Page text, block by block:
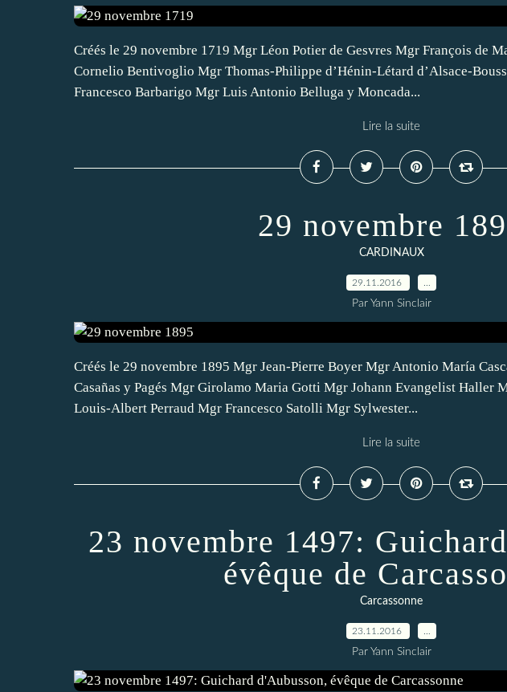
Créés le 29 novembre 1719 Mgr Léon Potier de Gesvres Mgr François de
Cornelio Bentivoglio Mgr Thomas-Philippe d’Hénin-Létard d’Alsace-
Francesco Barbarigo Mgr Luis Antonio Belluga y Moncada...
Lire la suite
29 novembre
CARDINAUX
29.11.2016
Par Yann Sinclair
Créés le 29 novembre 1895 Mgr Jean-Pierre Boyer Mgr Antonio María
Casañas y Pagés Mgr Girolamo Maria Gotti Mgr Johann Evangelist Haller
Louis-Albert Perraud Mgr Francesco Satolli Mgr Sylwester...
Lire la suite
23 novembre 1497:
évêque de
Carcassonne
23.11.2016
Par Yann Sinclair